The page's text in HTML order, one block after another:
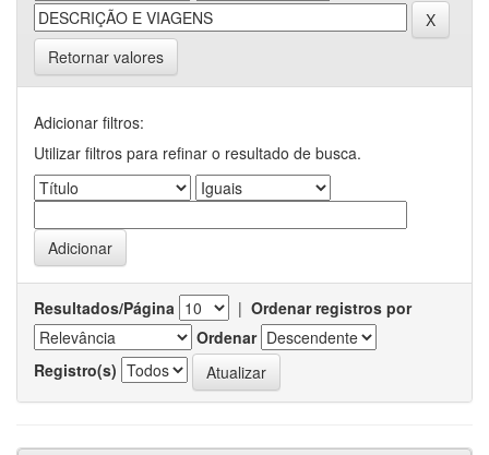
Retornar valores
Adicionar filtros:
Utilizar filtros para refinar o resultado de busca.
Resultados/Página | Ordenar registros por
Ordenar
Registro(s)